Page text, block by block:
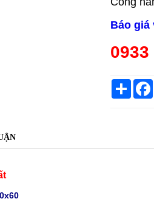
Báo giá
0933
Share